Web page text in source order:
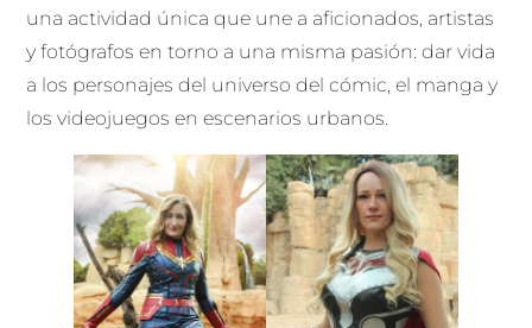
una actividad única que une a aficionados, artistas
y fotógrafos en torno a una misma pasión: dar vida
a los personajes del universo del cómic, el manga y
los videojuegos en escenarios urbanos.